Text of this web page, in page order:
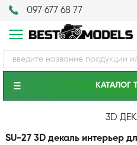
097 677 68 77
КАТАЛОГ
3D
SU-27 3D декаль интерьер